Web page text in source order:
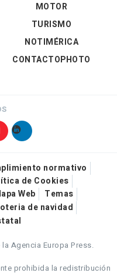
MOTOR
TURISMO
NOTIMÉRICA
CONTACTOPHOTO
normativo
de Cookies
Web
Temas
de navidad
Agencia Europa Press.
prohibida la redistribución